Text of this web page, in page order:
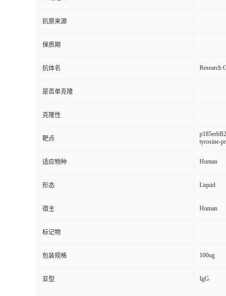
抗原来源
保质期
抗体名 Research
是否单克隆
克隆性
靶点
tyrosine-
适应物种 Human
形态 Liquid
宿主 Human
标记物
包装规格 100ug
亚型 IgG